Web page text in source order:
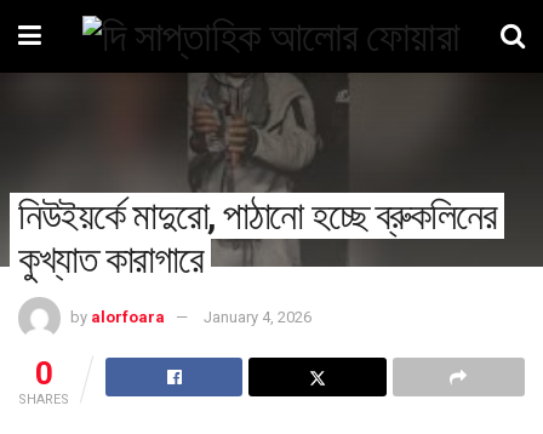
নিউইয়র্কে মাদুরো, পাঠানো হচ্ছে ব্রুকলিনের
কুখ্যাত কারাগারে
by alorfoara January 4, 2026
0
SHARES